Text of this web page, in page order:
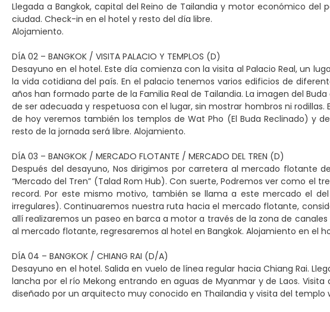
Llegada a Bangkok, capital del Reino de Tailandia y motor económico
ciudad. Check-in en el hotel y resto del día libre.
Alojamiento.
DÍA 02 – BANGKOK / VISITA PALACIO Y TEMPLOS (D)
Desayuno en el hotel. Este día comienza con la visita al Palacio Real, un
la vida cotidiana del país. En el palacio tenemos varios edificios de
años han formado parte de la Familia Real de Tailandia. La imagen del
de ser adecuada y respetuosa con el lugar, sin mostrar hombros ni rodillas.
de hoy veremos también los templos de Wat Pho (El Buda Reclinado) y
resto de la jornada será libre. Alojamiento.
DÍA 03 – BANGKOK / MERCADO FLOTANTE / MERCADO DEL TREN (D)
Después del desayuno, Nos dirigimos por carretera al mercado flotante
“Mercado del Tren” (Talad Rom Hub). Con suerte, Podremos ver como
record. Por este mismo motivo, también se llama a este mercado el
irregulares). Continuaremos nuestra ruta hacia el mercado flotante,
allí realizaremos un paseo en barca a motor a través de la zona de
al mercado flotante, regresaremos al hotel en Bangkok. Alojamiento en el
DÍA 04 – BANGKOK / CHIANG RAI (D/A)
Desayuno en el hotel. Salida en vuelo de línea regular hacia Chiang Rai.
lancha por el río Mekong entrando en aguas de Myanmar y de Laos.
diseñado por un arquitecto muy conocido en Thailandia y visita del templo